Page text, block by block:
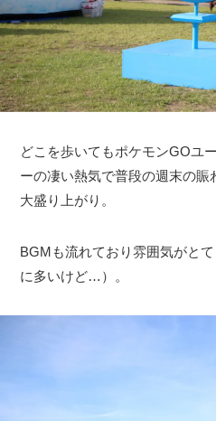
どこを歩いてもポケモンGOユ
ーの凄い熱気で普段の週末の
大盛り上がり。
BGMも流れており雰囲気がと
に多いけど…）。